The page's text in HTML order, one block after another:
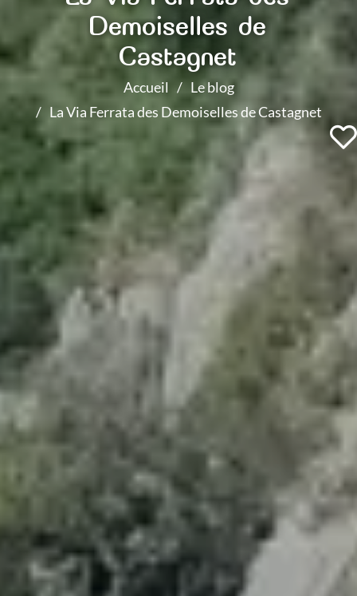
Demoiselles de
Castagnet
Accueil
Le blog
La Via Ferrata des Demoiselles de Castagnet